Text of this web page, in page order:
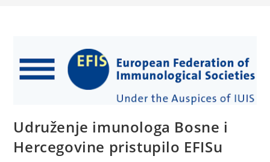
Udruženje imunologa Bosne i
Hercegovine pristupilo EFISu